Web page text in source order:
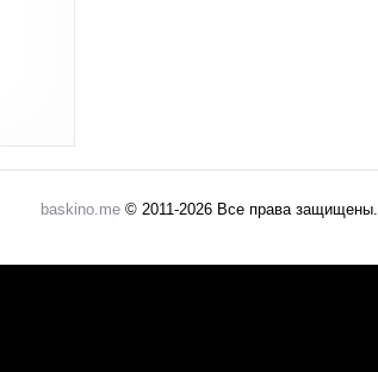
baskino.me © 2011-2026 Все права защищены.